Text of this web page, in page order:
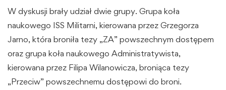
W dyskusji brały udział dwie grupy. Grupa koła
naukowego ISS Militarni, kierowana przez Grzegorza
Jarno, która broniła tezy „ZA” powszechnym dostępem
oraz grupa koła naukowego Administratywista,
kierowana przez Filipa Wilanowicza, broniąca tezy
„Przeciw” powszechnemu dostępowi do broni.